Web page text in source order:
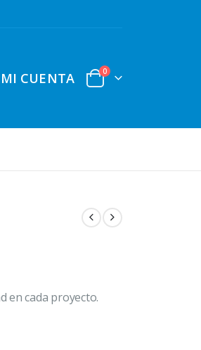
MI CUENTA 0
en cada proyecto.